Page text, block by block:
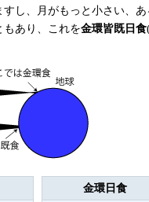
し、月がもっと小さい、
あり、これを金環皆既日食
金環日食